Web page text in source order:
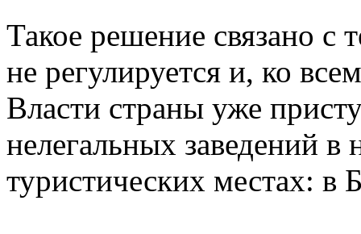
Такое решение связано с
не регулируется и, ко
Власти страны уже
нелегальных заведений
туристических местах: в